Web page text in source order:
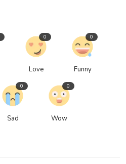
Love
0
Funny
0
Sad
0
Wow
0